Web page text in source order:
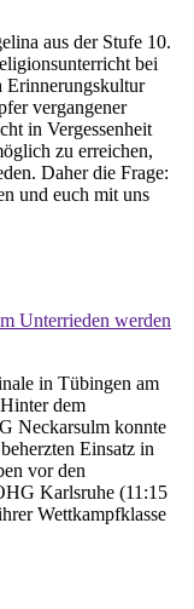
aus der Stufe 10.
bei
Erinnerungskultur
vergangener
in Vergessenheit
zu erreichen,
Daher die Frage:
und euch mit uns
Unterrieden werden
in Tübingen am
dem
Neckarsulm konnte
Einsatz in
vor den
Karlsruhe (11:15
Wettkampfklasse